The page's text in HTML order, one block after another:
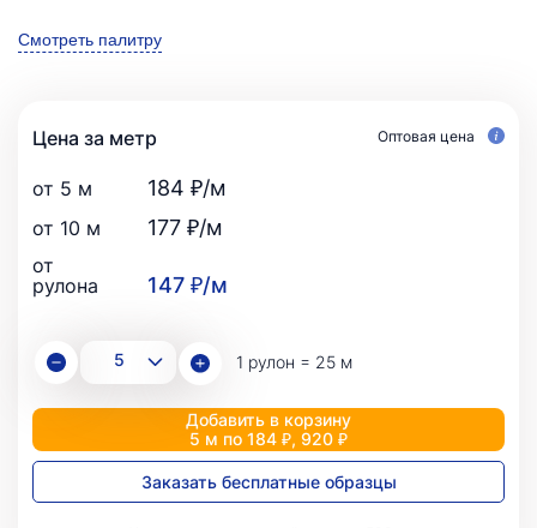
Смотреть палитру
Цена за метр Оптовая цена
от 5 м 184 ₽/м
от 10 м 177 ₽/м
от
рулона
147 ₽/м
1 рулон = 25 м
Добавить в корзину
5 м по 184 ₽, 920 ₽
Заказать бесплатные образцы